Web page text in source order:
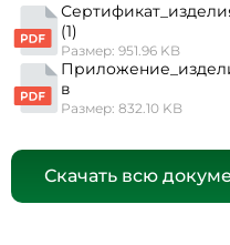
(1)
Размер: 951.96 KB
в
Размер: 832.10 KB
Скачать всю